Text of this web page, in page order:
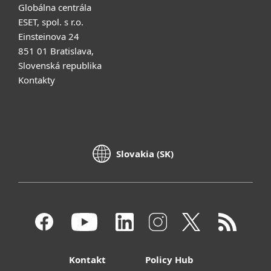
Globálna centrála
ESET, spol. s r.o.
Einsteinova 24
851 01 Bratislava,
Slovenská republika
Kontakty
Slovakia (SK)
Kontakt Policy Hub